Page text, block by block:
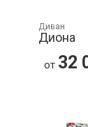
Диван
Диона
от 32